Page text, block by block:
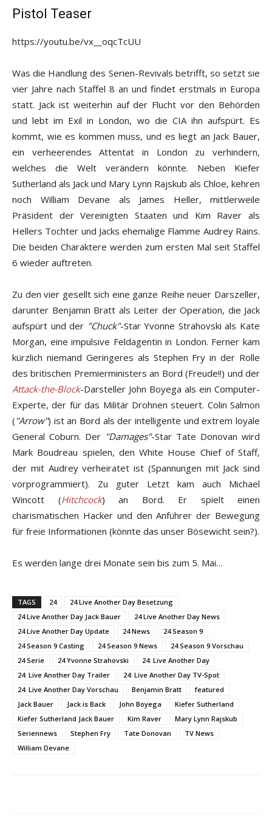
Pistol Teaser
https://youtu.be/vx__oqcTcUU
Was die Handlung des Serien-Revivals betrifft, so setzt sie
vier Jahre nach Staffel 8 an und findet erstmals in Europa
statt. Jack ist weiterhin auf der Flucht vor den Behörden
und lebt im Exil in London, wo die CIA ihn aufspürt. Es
kommt, wie es kommen muss, und es liegt an Jack Bauer,
ein verheerendes Attentat in London zu verhindern,
welches die Welt verändern könnte. Neben Kiefer
Sutherland als Jack und Mary Lynn Rajskub als Chloe, kehren
noch William Devane als James Heller, mittlerweile
Präsident der Vereinigten Staaten und Kim Raver als
Hellers Tochter und Jacks ehemalige Flamme Audrey Rains.
Die beiden Charaktere werden zum ersten Mal seit Staffel
6 wieder auftreten.
Zu den vier gesellt sich eine ganze Reihe neuer Darszeller,
darunter Benjamin Bratt als Leiter der Operation, die Jack
aufspürt und der "Chuck"-Star Yvonne Strahovski als Kate
Morgan, eine impulsive Feldagentin in London. Ferner kam
kürzlich niemand Geringeres als Stephen Fry in der Rolle
des britischen Premierministers an Bord (Freude!!) und der
Attack-the-Block-Darsteller John Boyega als ein Computer-
Experte, der für das Militär Drohnen steuert. Colin Salmon
( "Arrow") ist an Bord als der intelligente und extrem loyale
General Coburn. Der "Damages"-Star Tate Donovan wird
Mark Boudreau spielen, den White House Chief of Staff,
der mit Audrey verheiratet ist (Spannungen mit Jack sind
vorprogrammiert). Zu guter Letzt kam auch Michael
Wincott (Hitchcock) an Bord. Er spielt einen
charismatischen Hacker und den Anführer der Bewegung
für freie Informationen (könnte das unser Bösewicht sein?).
Es werden lange drei Monate sein bis zum 5. Mai…
TAGS 24
24 Live Another Day Besetzung
24 Live Another Day Jack Bauer
24 Live Another Day News
24 Live Another Day Update
24 News
24 Season 9
24 Season 9 Casting
24 Season 9 News
24 Season 9 Vorschau
24 Serie
24 Yvonne Strahovski
24: Live Another Day
24: Live Another Day Trailer
24: Live Another Day TV-Spot
24: Live Another Day Vorschau
Benjamin Bratt
featured
Jack Bauer
Jack is Back John Boyega
Kiefer Sutherland
Kiefer Sutherland Jack Bauer
Kim Raver
Mary Lynn Rajskub
Seriennews
Stephen Fry Tate Donovan
TV News
William Devane